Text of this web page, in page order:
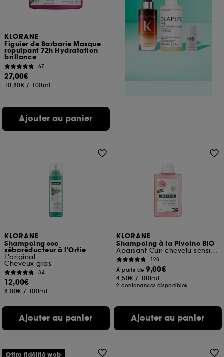
KLORANE
Figuier de Barbarie Masque
repulpant 72h Hydratation
brillance
67
27,00€
10,80€ / 100ml
Ajouter au panier
KLORANE
Shampoing sec
séboréducteur à l'Ortie
L'original
Cheveux gras
34
12,00€
8,00€ / 100ml
Ajouter au panier
KLORANE
Shampoing à la Pivoine BIO
Apaisant Cuir chevelu sensible
128
À partir de9,00€
4,50€ / 100ml
2 contenances disponibles
Ajouter au panier
Offre fidélité web